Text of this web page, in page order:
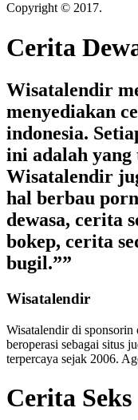
Copyright © 2017.
Cerita
Wisatalendir
menyediakan
indonesia.
ini adalah
Wisatalendir
hal berbau
dewasa, cerita
bokep, cerita
bugil.””
Wisatalendir
Wisatalendir di sponsorin
beroperasi sebagai situs
terpercaya sejak 2006.
Cerita Seks